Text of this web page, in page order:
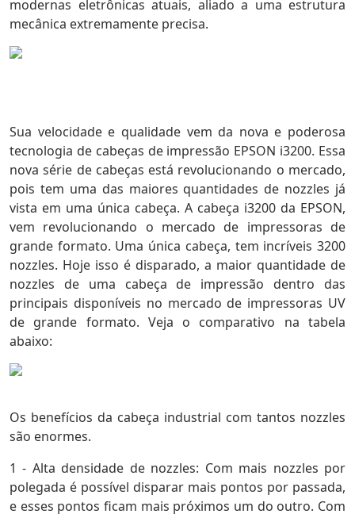
modernas eletrônicas atuais, aliado a uma estrutura
mecânica extremamente precisa.
Sua velocidade e qualidade vem da nova e poderosa
tecnologia de cabeças de impressão EPSON i3200. Essa
nova série de cabeças está revolucionando o mercado,
pois tem uma das maiores quantidades de nozzles já
vista em uma única cabeça. A cabeça i3200 da EPSON,
vem revolucionando o mercado de impressoras de
grande formato. Uma única cabeça, tem incríveis 3200
nozzles. Hoje isso é disparado, a maior quantidade de
nozzles de uma cabeça de impressão dentro das
principais disponíveis no mercado de impressoras UV
de grande formato. Veja o comparativo na tabela
abaixo:
Os benefícios da cabeça industrial com tantos nozzles
são enormes.
1 - Alta densidade de nozzles: Com mais nozzles por
polegada é possível disparar mais pontos por passada,
e esses pontos ficam mais próximos um do outro. Com